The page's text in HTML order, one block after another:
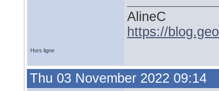
AlineC
https://
Hors ligne
Thu 03 November 2022 09:14